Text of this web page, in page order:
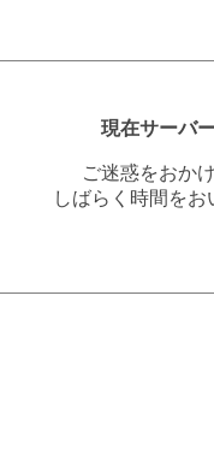
現在サーバ
ご迷惑をおか
しばらく時間を